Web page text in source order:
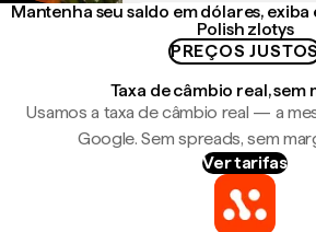
Mantenha seu saldo em dólares,
Polish zlotys
PREÇOS
Taxa de câmbio real, sem
Usamos a taxa de câmbio real — a
Google. Sem spreads, sem
Ver tarifas